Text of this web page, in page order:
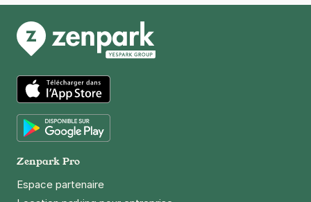
App Store
Zenpark Pro
Espace partenaire